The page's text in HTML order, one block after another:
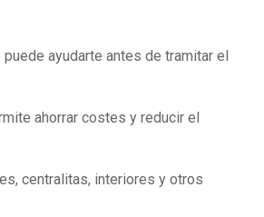
ayudarte antes de tramitar el
ahorrar costes y reducir el
centralitas, interiores y otros